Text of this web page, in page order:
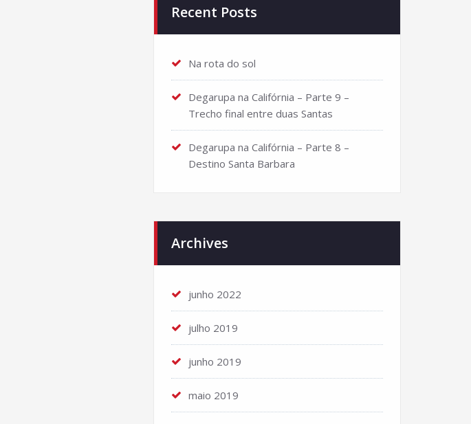
Recent Posts
Na rota do sol
Degarupa na Califórnia – Parte 9 –
Trecho final entre duas Santas
Degarupa na Califórnia – Parte 8 –
Destino Santa Barbara
Archives
junho 2022
julho 2019
junho 2019
maio 2019